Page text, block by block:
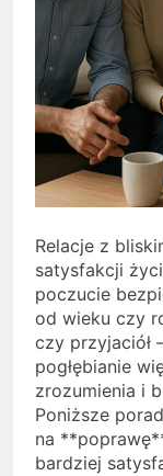
Relacje z
satysfakcji
poczucie
od wieku czy
czy przyjaciół
pogłębianie
zrozumienia i
Poniższe
na
bardziej